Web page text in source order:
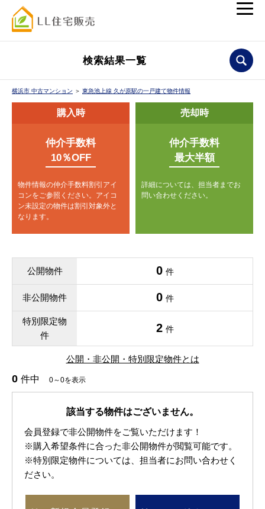
検索結果一覧
横浜市 中古マンション ＞ 東急池上線 久が原駅の一戸建て物件情報
購入時
仲介手数料
10％OFF
物件情報の仲介手数料割引アイ
コンをご参照ください。 アイコ
ン未設定の物件は割引対象外と
なります。
売却時
仲介手数料
最大半額
詳細については、担当者までお
問い合わせください。
公開物件 0 件
非公開物件 0 件
特別限定物
件
2 件
公開・非公開・特別限定物件とは
0 件中 0～0を表示
該当する物件はございません。
会員登録で非公開物件をご覧いただけます！
※購入希望条件に合った非公開物件が閲覧可能です。
※特別限定物件については、担当者にお問い合わせく
ださい。